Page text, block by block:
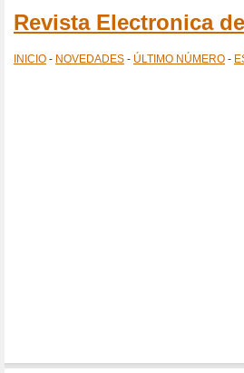
Revista Electronica
INICIO - NOVEDADES - ÚLTIMO NÚMERO -